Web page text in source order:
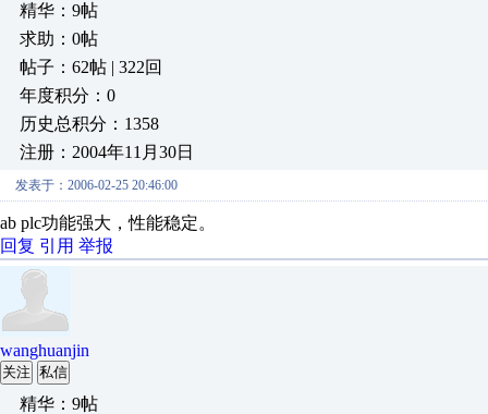
精华：9帖
求助：0帖
帖子：62帖 | 322回
年度积分：0
历史总积分：1358
注册：2004年11月30日
发表于：2006-02-25 20:46:00
ab plc功能强大，性能稳定。
回复 引用 举报
wanghuanjin
关注 私信
精华：9帖